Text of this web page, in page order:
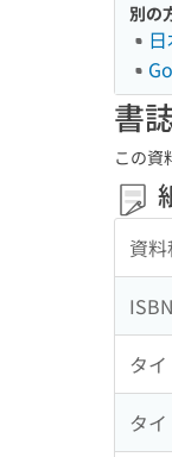
別の
書
この資
資
ISBN
タ
タ